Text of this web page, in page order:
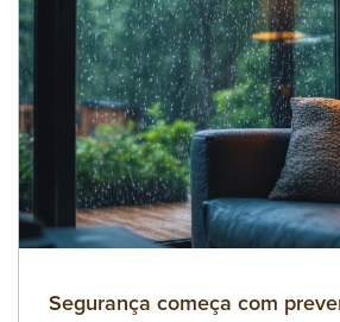
Segurança começa com